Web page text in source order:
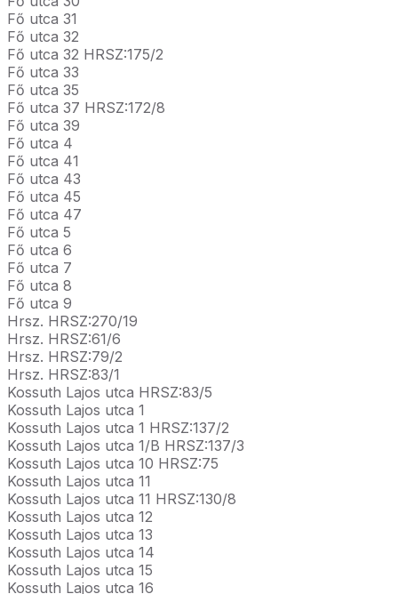
Fő utca 31
Fő utca 32
Fő utca 32 HRSZ:175/2
Fő utca 33
Fő utca 35
Fő utca 37 HRSZ:172/8
Fő utca 39
Fő utca 4
Fő utca 41
Fő utca 43
Fő utca 45
Fő utca 47
Fő utca 5
Fő utca 6
Fő utca 7
Fő utca 8
Fő utca 9
Hrsz. HRSZ:270/19
Hrsz. HRSZ:61/6
Hrsz. HRSZ:79/2
Hrsz. HRSZ:83/1
Kossuth Lajos utca HRSZ:83/5
Kossuth Lajos utca 1
Kossuth Lajos utca 1 HRSZ:137/2
Kossuth Lajos utca 1/B HRSZ:137/3
Kossuth Lajos utca 10 HRSZ:75
Kossuth Lajos utca 11
Kossuth Lajos utca 11 HRSZ:130/8
Kossuth Lajos utca 12
Kossuth Lajos utca 13
Kossuth Lajos utca 14
Kossuth Lajos utca 15
Kossuth Lajos utca 16